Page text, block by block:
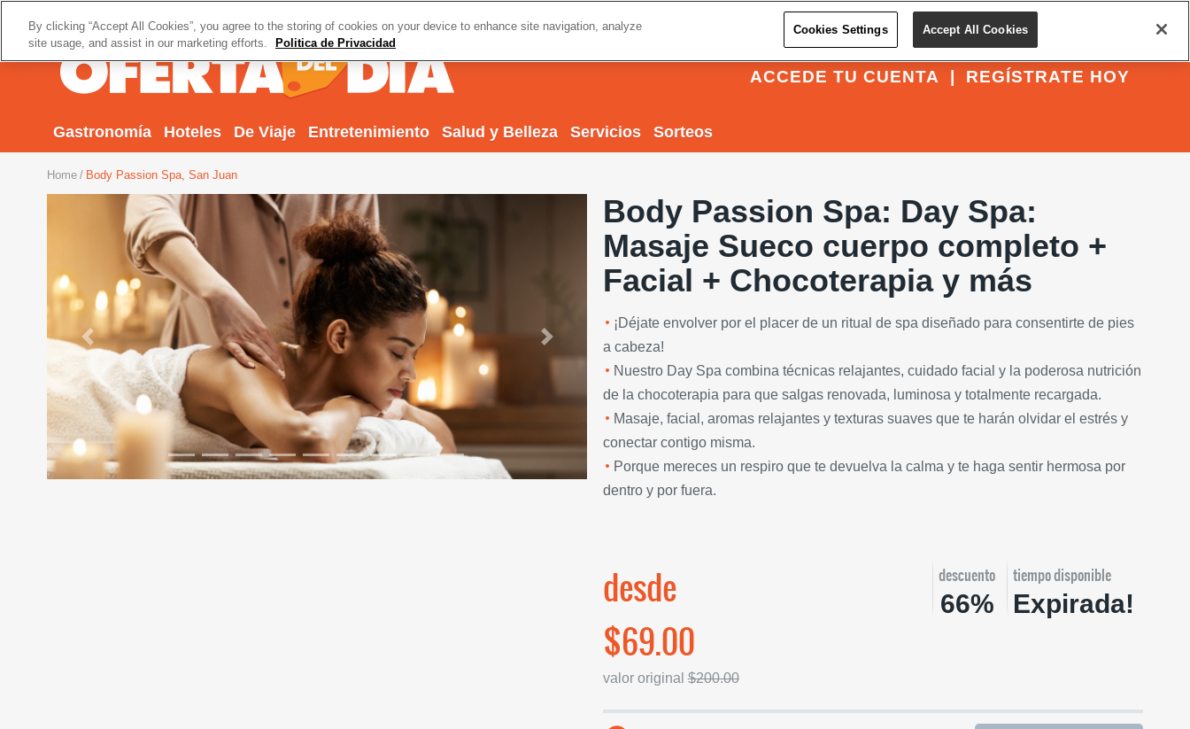
REGÍSTRATE HOY
ACCEDE TU CUENTA
Gastronomía Hoteles De Viaje Entretenimiento Salud y Belleza Servicios Sorteos
Home Body Passion Spa, San Juan
Previous Next
Body Passion Spa: Day Spa:
Masaje Sueco cuerpo completo +
Facial + Chocoterapia y más
¡Déjate envolver por el placer de un ritual de spa diseñado para consentirte de pies
a cabeza!
Nuestro Day Spa combina técnicas relajantes, cuidado facial y la poderosa nutrición
de la chocoterapia para que salgas renovada, luminosa y totalmente recargada.
Masaje, facial, aromas relajantes y texturas suaves que te harán olvidar el estrés y
conectar contigo misma.
Porque mereces un respiro que te devuelva la calma y te haga sentir hermosa por
dentro y por fuera.
desde
$69.00
valor original$200.00
descuento
66%
tiempo disponible
Expirada!
By clicking “Accept All Cookies”, you agree to the storing of cookies on your device to enhance site navigation, analyze
site usage, and assist in our marketing efforts.
Politica de Privacidad
Cookies Settings Accept All Cookies